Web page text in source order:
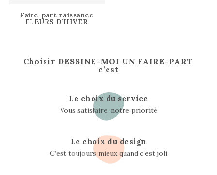
Faire-part naissance
FLEURS D’HIVER
Choisir DESSINE-MOI UN FAIRE-PART
c’est
Le choix du service
Vous satisfaire, notre priorité
Le choix du design
C’est toujours mieux quand c’est joli